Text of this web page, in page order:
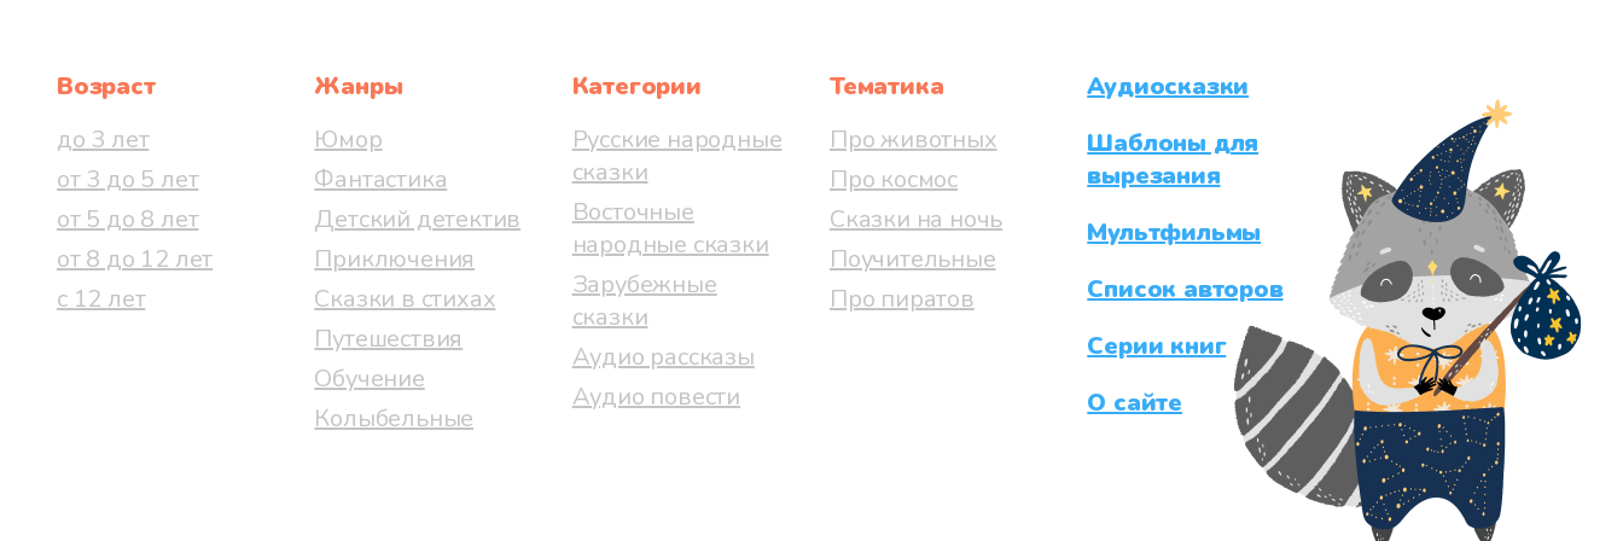
Возраст
до 3 лет
от 3 до 5 лет
от 5 до 8 лет
от 8 до 12 лет
с 12 лет
Жанры
Юмор
Фантастика
Детский детектив
Приключения
Сказки в стихах
Путешествия
Обучение
Колыбельные
Категории
Русские народные
сказки
Восточные
народные сказки
Зарубежные
сказки
Аудио рассказы
Аудио повести
Тематика
Про животных
Про космос
Сказки на ночь
Поучительные
Про пиратов
Аудиосказки
Шаблоны для
вырезания
Мультфильмы
Список авторов
Серии книг
О сайте